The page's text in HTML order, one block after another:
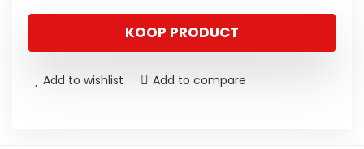
KOOP PRODUCT
Add to wishlist Add to compare